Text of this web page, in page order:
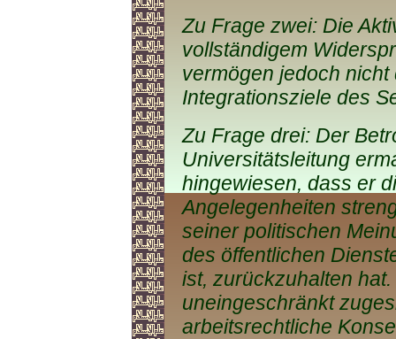
Zu Frage zwei: Die
vollständigem
vermögen jedoch
Integrationsziele des
Zu Frage drei: Der
Universitätsleitung
hingewiesen, dass er
Angelegenheiten
seiner politischen
des öffentlichen
ist, zurückzuhalten
uneingeschränkt
arbeitsrechtliche